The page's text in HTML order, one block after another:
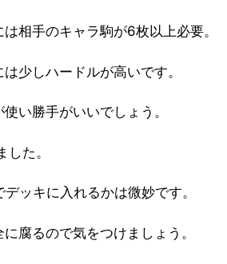
相手のキャラ駒が6枚以上必要。
少しハードルが高いです。
い勝手がいいでしょう。
した。
ッキに入れるかは微妙です。
腐るので気をつけましょう。